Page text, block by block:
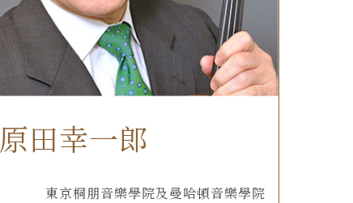
原田幸一郎
東京桐朋音樂學院及曼哈頓音樂學院